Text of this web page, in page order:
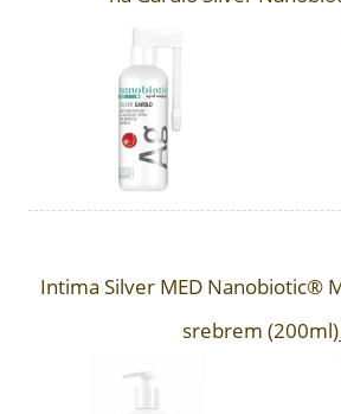
Intima Silver MED Nanobiotic®
srebrem (200ml)_